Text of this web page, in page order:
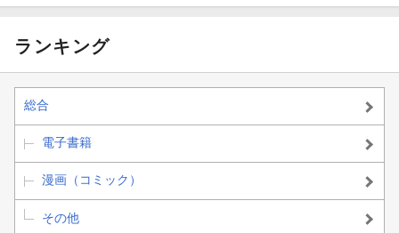
ランキング
総合
電子書籍
漫画（コミック）
その他